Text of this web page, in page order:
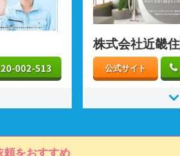
002-513
株式会社近畿
公式サイト
頼をおすすめ